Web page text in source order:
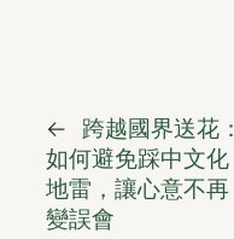
←
跨越國界送花：
如何避免踩中文化
地雷，讓心意不再
變誤會